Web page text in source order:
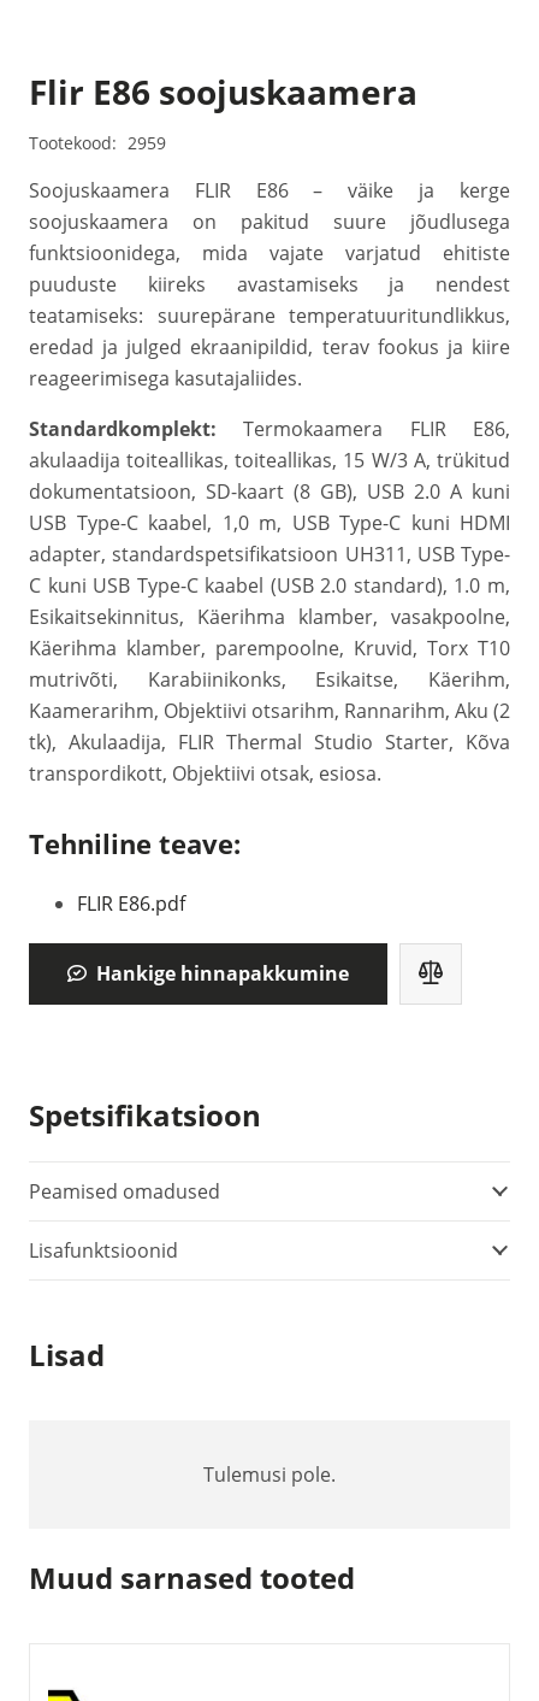
Flir E86 soojuskaamera
Tootekood: 2959
Soojuskaamera FLIR E86 – väike ja kerge
soojuskaamera on pakitud suure jõudlusega
funktsioonidega, mida vajate varjatud ehitiste
puuduste kiireks avastamiseks ja nendest
teatamiseks: suurepärane temperatuuritundlikkus,
eredad ja julged ekraanipildid, terav fookus ja kiire
reageerimisega kasutajaliides.
Standardkomplekt: Termokaamera FLIR E86,
akulaadija toiteallikas, toiteallikas, 15 W/3 A, trükitud
dokumentatsioon, SD-kaart (8 GB), USB 2.0 A kuni
USB Type-C kaabel, 1,0 m, USB Type-C kuni HDMI
adapter, standardspetsifikatsioon UH311, USB Type-
C kuni USB Type-C kaabel (USB 2.0 standard), 1.0 m,
Esikaitsekinnitus, Käerihma klamber, vasakpoolne,
Käerihma klamber, parempoolne, Kruvid, Torx T10
mutrivõti, Karabiinikonks, Esikaitse, Käerihm,
Kaamerarihm, Objektiivi otsarihm, Rannarihm, Aku (2
tk), Akulaadija, FLIR Thermal Studio Starter, Kõva
transpordikott, Objektiivi otsak, esiosa.
Tehniline teave:
FLIR E86.pdf
Hankige hinnapakkumine
Spetsifikatsioon
Peamised omadused
Lisafunktsioonid
Lisad
Tulemusi pole.
Muud sarnased tooted